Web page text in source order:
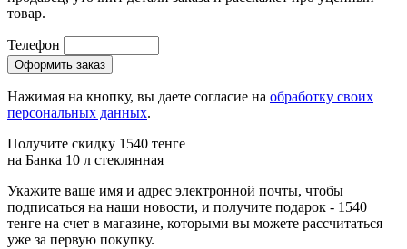
товар.
Телефон
Нажимая на кнопку, вы даете согласие на обработку своих
персональных данных.
Получите скидку 1540 тенге
на Банка 10 л стеклянная
Укажите ваше имя и адрес электронной почты, чтобы
подписаться на наши новости, и получите подарок - 1540
тенге на счет в магазине, которыми вы можете рассчитаться
уже за первую покупку.